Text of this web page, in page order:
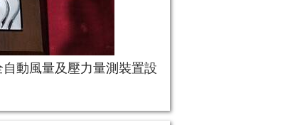
動風量及壓力量測裝置設